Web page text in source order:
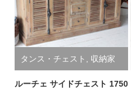
タンス・チェスト 収納家
具
ルーチェ サイドチェスト 1750